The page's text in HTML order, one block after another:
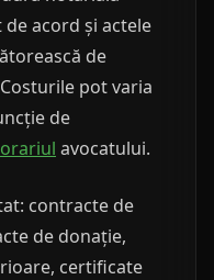
acord și actele
de
pot varia
de
avocatului.
contracte de
de donație,
certificate